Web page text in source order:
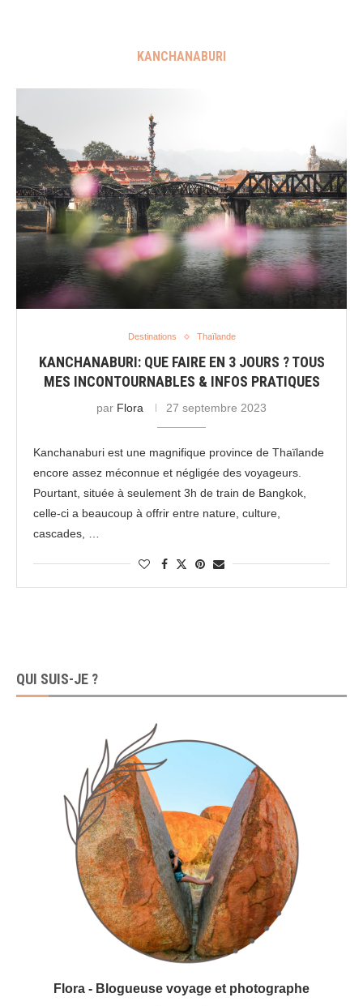
KANCHANABURI
Destinations Thaïlande
KANCHANABURI: QUE FAIRE EN 3 JOURS ? TOUS
MES INCONTOURNABLES & INFOS PRATIQUES
par Flora 27 septembre 2023
Kanchanaburi est une magnifique province de Thaïlande
encore assez méconnue et négligée des voyageurs.
Pourtant, située à seulement 3h de train de Bangkok,
celle-ci a beaucoup à offrir entre nature, culture,
cascades, …
QUI SUIS-JE ?
Flora - Blogueuse voyage et photographe